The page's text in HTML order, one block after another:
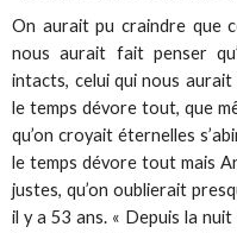
On aurait pu craindre que
nous aurait fait penser
intacts, celui qui nous aurait
le temps dévore tout, que
qu’on croyait éternelles
le temps dévore tout mais
justes, qu’on oublierait
il y a 53 ans. « Depuis la nuit